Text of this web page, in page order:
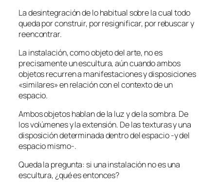
La desintegración de lo habitual sobre la cual todo
queda por construir, por resignificar, por rebuscar y
reencontrar.
La instalación, como objeto del arte, no es
precisamente un escultura, aún cuando ambos
objetos recurren a manifestaciones y disposiciones
«similares» en relación con el contexto de un
espacio.
Ambos objetos hablan de la luz y de la sombra. De
los volúmenes y la extensión. De las texturas y una
disposición determinada dentro del espacio -y del
espacio mismo-.
Queda la pregunta: si una instalación no es una
escultura, ¿qué es entonces?